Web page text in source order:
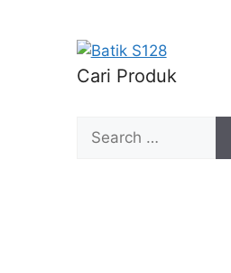
Cari Produk
Search
for: